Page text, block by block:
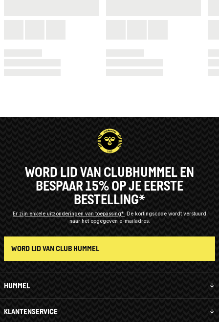
HUMMEL
KLANTENSERVICE
WORD LID VAN CLUBHUMMEL EN
BESPAAR 15% OP JE EERSTE
BESTELLING*
Er zijn enkele uitzonderingen van toepassing* De kortingscode wordt verstuurd
naar het opgegeven e-mailadres.
WORD LID VAN CLUB HUMMEL